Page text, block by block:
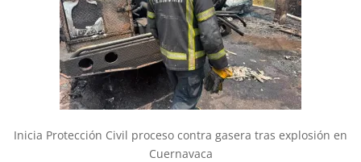
Inicia Protección Civil proceso contra gasera tras explosión en
Cuernavaca